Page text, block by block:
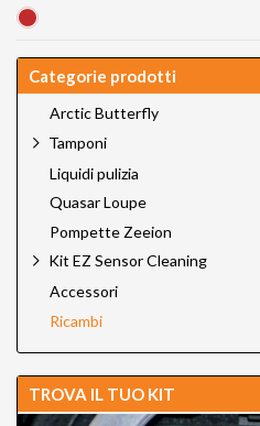
Categorie prodotti
Arctic Butterfly
Tamponi
Liquidi pulizia
Quasar Loupe
Pompette Zeeion
Kit EZ Sensor Cleaning
Accessori
Ricambi
TROVA IL TUO KIT